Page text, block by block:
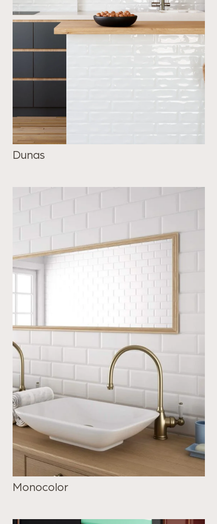
Dunas
Monocolor